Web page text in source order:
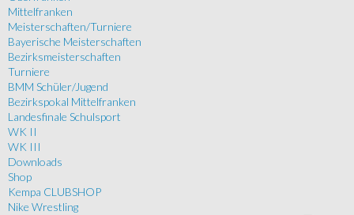
Mittelfranken
Meisterschaften/Turniere
Bayerische Meisterschaften
Bezirksmeisterschaften
Turniere
BMM Schüler/Jugend
Bezirkspokal Mittelfranken
Landesfinale Schulsport
WK II
WK III
Downloads
Shop
Kempa CLUBSHOP
Nike Wrestling